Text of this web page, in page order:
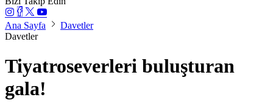
Ana Sayfa
Davetler
Davetler
Tiyatroseverleri buluşturan
gala!